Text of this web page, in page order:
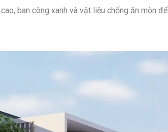
ban công xanh và vật liệu chống ăn mòn để